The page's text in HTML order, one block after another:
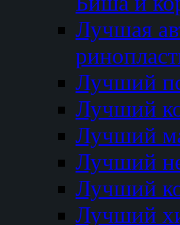
Лучшая
Лучший
Лучший
Лучший
Лучший
Лучший
Лучший